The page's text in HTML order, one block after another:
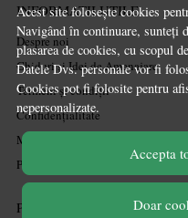
Acest site folosește cookies
Navigând în continuare, sunteți
plasarea de cookies, cu scopul
Datele Dvs. personale vor fi
Cookies pot fi folosite pentru
nepersonalizate.
Accepta
Doar
INFORMATII UTILE
Despre noi
Ghiduri și Idei de Amenajare
Termeni și condiții
Confidențialitate
Mărturiile clienților
Politica de Cookies
PLATA SI LIVRARE